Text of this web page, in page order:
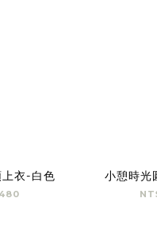
衣-白色 小憩時光